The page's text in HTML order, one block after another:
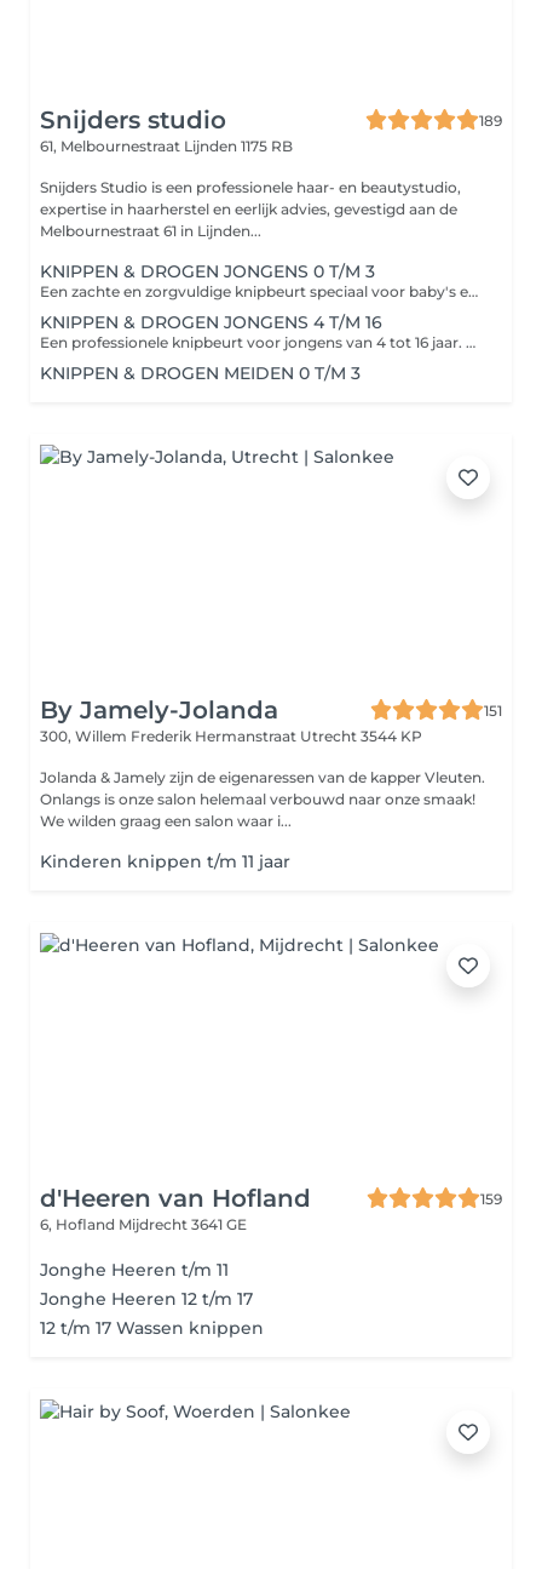
Snijders studio
189
61, Melbournestraat Lijnden 1175 RB
Snijders Studio is een professionele haar- en beautystudio,
expertise in haarherstel en eerlijk advies, gevestigd aan de
Melbournestraat 61 in Lijnden...
KNIPPEN & DROGEN JONGENS 0 T/M 3
Een zachte en zorgvuldige knipbeurt speciaal voor baby's en peuters van 0 tot 3 jaar. We werken rustig en kindvriendelijk, zodat het kindje zich op zijn gemak voelt. Het haar wordt netjes geknipt en gedroogd voor een verzorgd en fris resultaat. **Inclusief:** * Rustige en kindvriendelijke benadering * Voorzichtig knippen op maat * Drogen van het haar * Nette afwerking
KNIPPEN & DROGEN JONGENS 4 T/M 16
Een professionele knipbeurt voor jongens van 4 tot 16 jaar. Van een klassieke coupe tot een moderne fade of een stoer, trendy kapsel: wij zorgen voor een frisse en verzorgde look die past bij de persoonlijke stijl van uw zoon. In een ontspannen en kindvriendelijke omgeving nemen we de tijd voor een nauwkeurig resultaat. **Inclusief:** * Persoonlijk advies * Knippen en in model brengen * Nette contouren en afwerking * Styling van het haar
KNIPPEN & DROGEN MEIDEN 0 T/M 3
By Jamely-Jolanda
151
300, Willem Frederik Hermanstraat Utrecht 3544 KP
Jolanda & Jamely zijn de eigenaressen van de kapper Vleuten.
Onlangs is onze salon helemaal verbouwd naar onze smaak!
We wilden graag een salon waar i...
Kinderen knippen t/m 11 jaar
d'Heeren van Hofland
159
6, Hofland Mijdrecht 3641 GE
Jonghe Heeren t/m 11
Jonghe Heeren 12 t/m 17
12 t/m 17 Wassen knippen